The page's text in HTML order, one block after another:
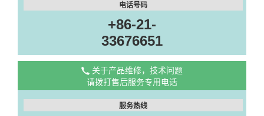
电话号码
+86-21-
33676651
关于产品维修，技术问题
请拨打售后服务专用电话
服务热线